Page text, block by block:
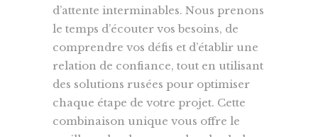
d’attente interminables. Nous prenons
le temps d’écouter vos besoins, de
comprendre vos défis et d’établir une
relation de confiance, tout en utilisant
des solutions rusées pour optimiser
chaque étape de votre projet. Cette
combinaison unique vous offre le